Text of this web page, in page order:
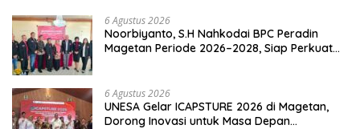
6 Agustus 2026
Noorbiyanto, S.H Nahkodai BPC Peradin
Magetan Periode 2026–2028, Siap Perkuat
6 Agustus 2026
UNESA Gelar ICAPSTURE 2026 di Magetan,
Dorong Inovasi untuk Masa Depan